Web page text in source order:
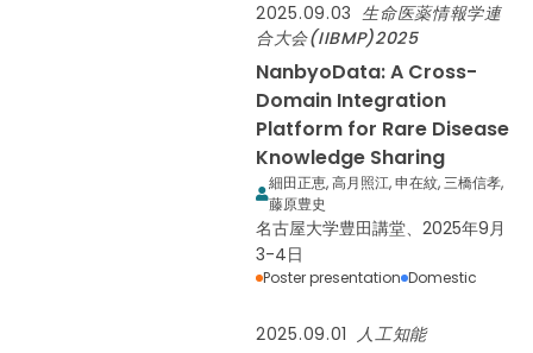
2025.09.03 生命医薬情報学連
合大会(IIBMP)2025
NanbyoData: A Cross-
Domain Integration
Platform for Rare Disease
Knowledge Sharing
細田正恵, 高月照江, 申在紋, 三橋信孝,
藤原豊史
名古屋大学豊田講堂、2025年9月
3-4日
Poster presentation Domestic
2025.09.01 人工知能